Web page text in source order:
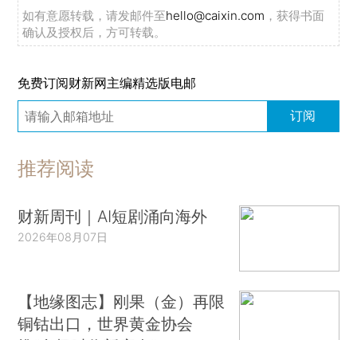
如有意愿转载，请发邮件至hello@caixin.com ，获得书面
确认及授权后，方可转载。
免费订阅财新网主编精选版电邮
订阅
推荐阅读
财新周刊｜AI短剧涌向海外
2026年08月07日
【地缘图志】刚果（金）再限
铜钴出口，世界黄金协会